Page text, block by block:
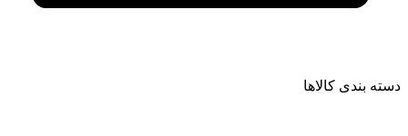
دسته بندی کالاها